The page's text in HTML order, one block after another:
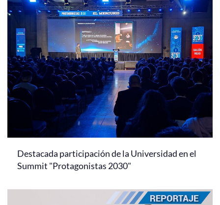
Destacada participación de la Universidad en el
Summit "Protagonistas 2030"